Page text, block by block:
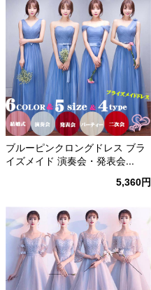
ブルーピンクロングドレス ブラ
イズメイド 演奏会・発表会...
5,360円